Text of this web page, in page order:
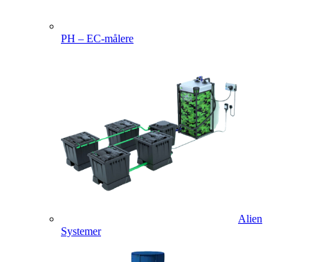
PH – EC-målere
Alien
Systemer